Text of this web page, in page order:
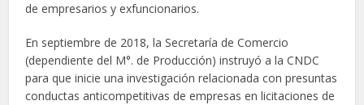
de empresarios y exfuncionarios.
En septiembre de 2018, la Secretaría de Comercio
(dependiente del M°. de Producción) instruyó a la CNDC
para que inicie una investigación relacionada con presuntas
conductas anticompetitivas de empresas en licitaciones de